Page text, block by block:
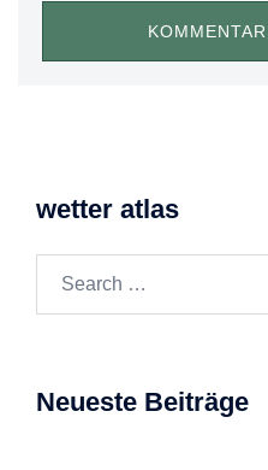
wetter atlas
Neueste Beiträge